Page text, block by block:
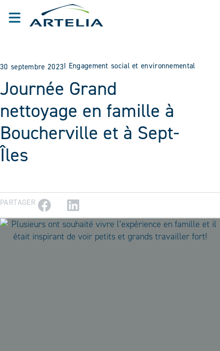
30 septembre 2023I Engagement social et environnemental
Journée Grand
nettoyage en famille à
Boucherville et à Sept-
Îles
PARTAGER